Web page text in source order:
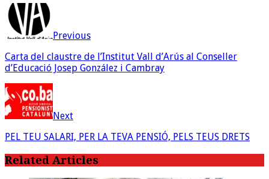
Previous
Carta del claustre de l’Institut Vall d’Arús al Conseller
d’Educació Josep González i Cambray
Next
PEL TEU SALARI, PER LA TEVA PENSIÓ, PELS TEUS DRETS
Related Articles